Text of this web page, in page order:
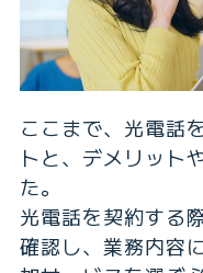
ここまで、光電話
トと、デメリット
た。
光電話を契約する
確認し、業務内容